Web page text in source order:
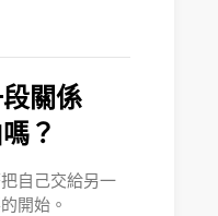
關係
？
自己交給另一
開始。